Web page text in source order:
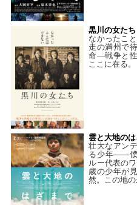
黒川の女た
なかったこ
走の満州で
命―戦争と
ここに在る。
雲と大地の
壮大なアン
る少年――僕
ルー代表の
歳の少年が
然。この地の